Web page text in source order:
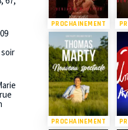
PROCHAINEMENT
PROCHAINEMENT